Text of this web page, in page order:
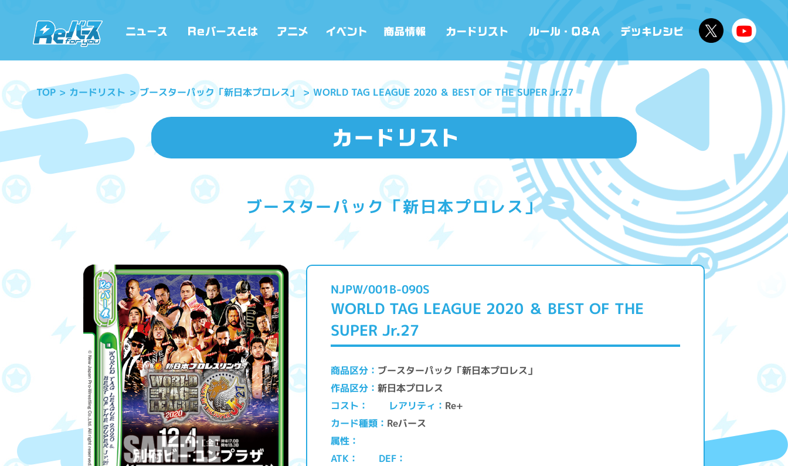
TOP カードリスト ブースターパック「新日本プロレス」 WORLD TAG LEAGUE 2020 ＆ BEST OF THE SUPER Jr.27
ブースターパック「新日本プロレス」
NJPW/001B-090S
WORLD TAG LEAGUE 2020 ＆ BEST OF THE
SUPER Jr.27
商品区分 ブースターパック「新日本プロレス」
作品区分 新日本プロレス
コスト レアリティ Re+
カード種類 Reバース
属性
ATK DEF